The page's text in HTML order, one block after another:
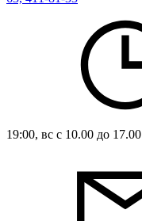
19:00, вс с 10.00 до 17.00